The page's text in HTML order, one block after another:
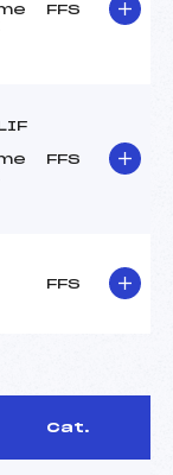
FFS
FFS
FFS
Cat.